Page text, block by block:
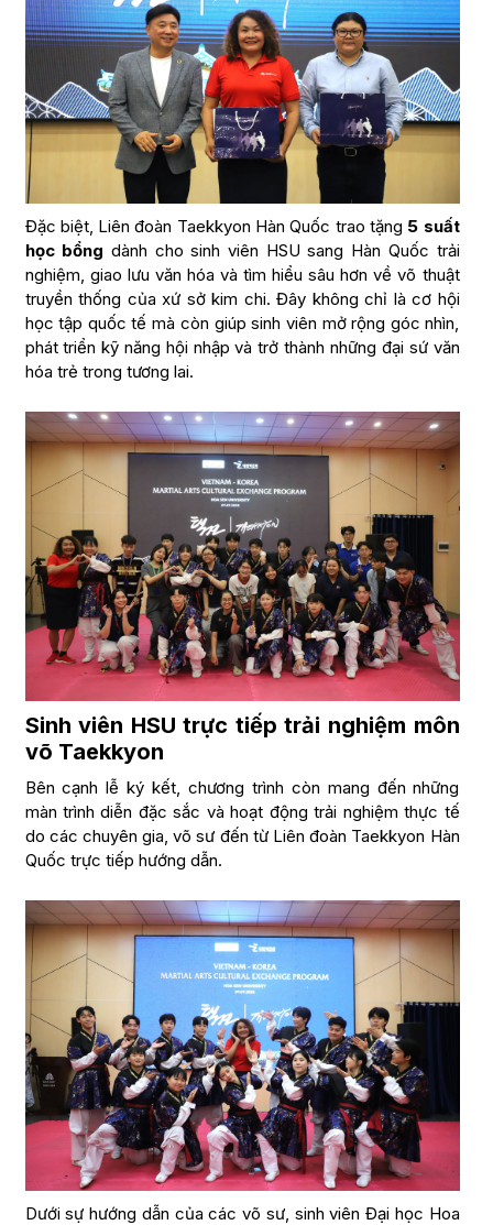
Đặc biệt, Liên đoàn Taekkyon Hàn Quốc trao tặng 5 suất
học bổng dành cho sinh viên HSU sang Hàn Quốc trải
nghiệm, giao lưu văn hóa và tìm hiểu sâu hơn về võ thuật
truyền thống của xứ sở kim chi. Đây không chỉ là cơ hội
học tập quốc tế mà còn giúp sinh viên mở rộng góc nhìn,
phát triển kỹ năng hội nhập và trở thành những đại sứ văn
hóa trẻ trong tương lai.
Sinh viên HSU trực tiếp trải nghiệm môn
võ Taekkyon
Bên cạnh lễ ký kết, chương trình còn mang đến những
màn trình diễn đặc sắc và hoạt động trải nghiệm thực tế
do các chuyên gia, võ sư đến từ Liên đoàn Taekkyon Hàn
Quốc trực tiếp hướng dẫn.
Dưới sự hướng dẫn của các võ sư, sinh viên Đại học Hoa